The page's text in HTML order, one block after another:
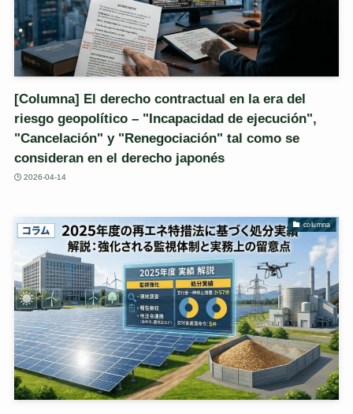
[Columna] El derecho contractual en la era del
riesgo geopolítico – "Incapacidad de ejecución",
"Cancelación" y "Renegociación" tal como se
consideran en el derecho japonés
2026-04-14
columna